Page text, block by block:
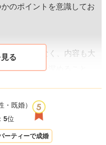
のポイントを意識してお
度だけでなく、内容も大
味の話題を深めること
はメッセージのやり取り
ります。これは全く自然
・既婚）
5位
ーティーで成婚